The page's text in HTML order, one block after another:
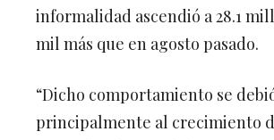
informalidad ascendió a 28.1
mil más que en agosto pasado.
“Dicho comportamiento se
principalmente al crecimiento